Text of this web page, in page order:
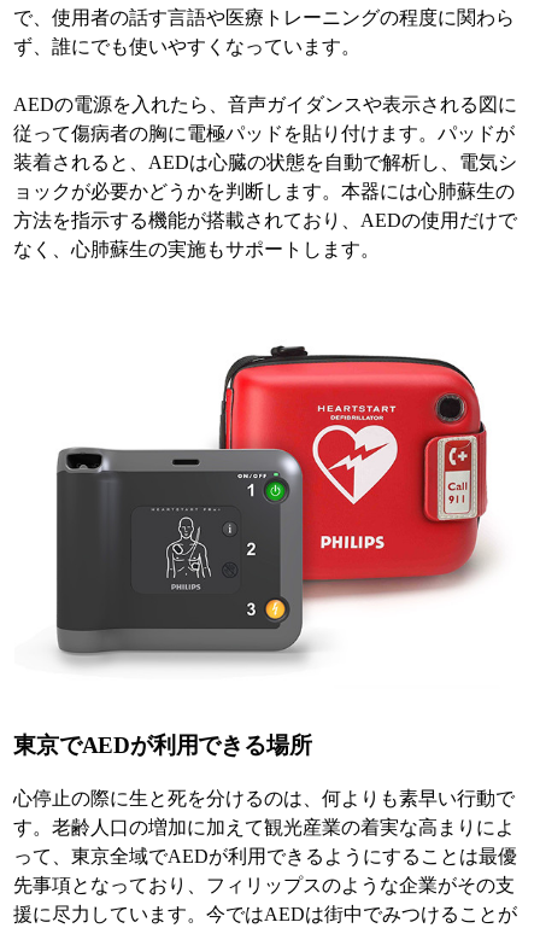
で、使用者の話す言語や医療トレーニングの程度に関わら
ず、誰にでも使いやすくなっています。
AEDの電源を入れたら、音声ガイダンスや表示される図に
従って傷病者の胸に電極パッドを貼り付けます。パッドが
装着されると、AEDは心臓の状態を自動で解析し、電気シ
ョックが必要かどうかを判断します。本器には心肺蘇生の
方法を指示する機能が搭載されており、AEDの使用だけで
なく、心肺蘇生の実施もサポートします。
東京でAEDが利用できる場所
心停止の際に生と死を分けるのは、何よりも素早い行動で
す。老齢人口の増加に加えて観光産業の着実な高まりによ
って、東京全域でAEDが利用できるようにすることは最優
先事項となっており、フィリップスのような企業がその支
援に尽力しています。今ではAEDは街中でみつけることが